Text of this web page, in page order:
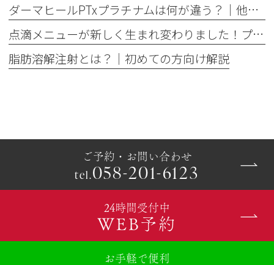
ダーマヒールPTxプラチナムは何が違う？│他の肌育製剤との違いを解説
点滴メニューが新しく生まれ変わりました！プレミアム美容点滴・プレミアム疲労回復点滴がスタート
脂肪溶解注射とは？｜初めての方向け解説
ご予約・お問い合わせ
tel.058-201-6123
24時間受付中
WEB予約
お手軽で便利